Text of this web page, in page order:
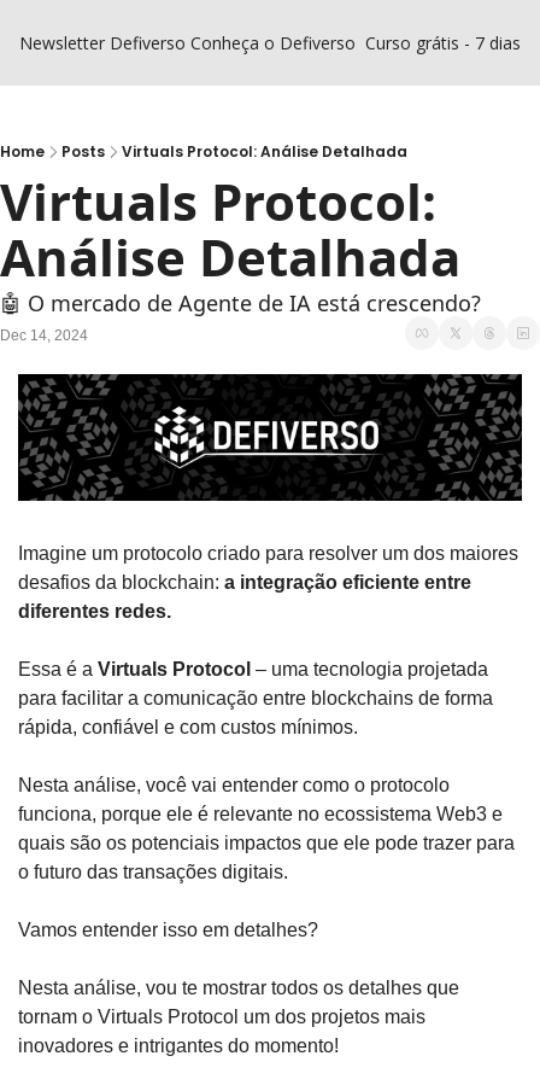
Newsletter Defiverso Conheça o Defiverso Curso grátis - 7 dias
Home Posts Virtuals Protocol: Análise Detalhada
Virtuals Protocol:
Análise Detalhada
🤖 O mercado de Agente de IA está crescendo?
Dec 14, 2024
Imagine um protocolo criado para resolver um dos maiores
desafios da blockchain: a integração eficiente entre
diferentes redes.
Essa é a Virtuals Protocol – uma tecnologia projetada
para facilitar a comunicação entre blockchains de forma
rápida, confiável e com custos mínimos.
Nesta análise, você vai entender como o protocolo
funciona, porque ele é relevante no ecossistema Web3 e
quais são os potenciais impactos que ele pode trazer para
o futuro das transações digitais.
Vamos entender isso em detalhes?
Nesta análise, vou te mostrar todos os detalhes que
tornam o Virtuals Protocol um dos projetos mais
inovadores e intrigantes do momento!